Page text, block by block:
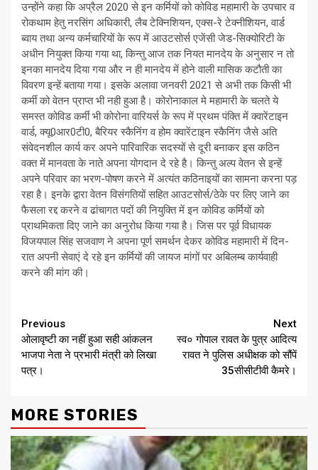
उन्होंने कहा कि अप्रैल 2020 से इन कर्मियों को कोविड महामारी के उपचार व
रोकथाम हेतु नरसिंग अधिकारी, लैब टेक्निशियन, एक्स-रे टेक्नीशियन, वार्ड
ब्वाय तथा अन्य कर्मचारियों के रूप में आउटसोर्स एजेंसी जेड-सिक्योरिटी के
अधीन नियुक्त किया गया था, किन्तु आज तक नियत मानदेय के अनुसार न तो
इनका मानदेय दिया गया और न ही मानदेय में होने वाली मासिक कटौती का
विवरण इन्हें बताया गया। इसके अलावा जनवरी 2021 से अभी तक किसी भी
कर्मी को वेतन प्राप्त भी नही हुआ है। कोरोनाकाल मे महामारी के चलते ये
समस्त कोविड कर्मी भी कोरोना वारियर्स के रूप में प्रथम पंक्ति में क्वारेंटाइन
वार्ड, क्यू0आर0टी0, बैरियर स्कैनिंग व होम क्वारेंटाइन स्कैनिंग जैसे अति
संवेदनशील कार्य कर अपने पारिवारिक सदस्यों से दूरी बनाकर इस कठिन
वक्त में मानवता के नाते अपना योगदान दे रहे है। किन्तु अल्प वेतन से इन्हें
अपने परिवार का भरण-पोषण करने में अत्यंत कठिनाइयों का सामना करना पड़
रहा है। इनके द्वारा वेतन विसंगतियों सहित आउटसोर्स/ठेके पर लिए जाने का
फैसला रद्द करने व ढांचागत पदों की नियुक्ति में इन कोविड कर्मियों को
प्राथमिकता दिए जाने का अनुरोध किया गया है। जिस पर पूर्व विधायक
विजयपाल सिंह सजवाण ने अपना पूर्ण समर्थन देकर कोविड महामारी में दिन-
रात अपनी सेवाएं दे रहे इन कर्मियों की जायज मांगों पर अबिलम्ब कार्यवाही
करने की मांग की।
Continue
Reading
Previous
ओलावृष्टी का नहीं हुआ सही आंकलन
भाजपा नेता ने प्रभारी मंत्री को लिखा
पत्र।
Next
स्व० गोपाल रावत के पुत्र आदित्य
रावत ने पुलिस अधीक्षक को सौंपें
35सीसीटीवी कैमरे।
MORE STORIES